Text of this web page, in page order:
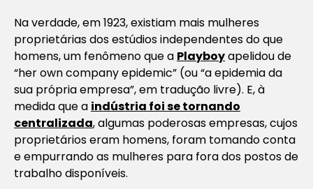
Na verdade, em 1923, existiam mais mulheres
proprietárias dos estúdios independentes do que
homens, um fenômeno que a Playboyapelidou de
“her own company epidemic” (ou “a epidemia da
sua própria empresa”, em tradução livre). E, à
medida que a indústria foi se tornando
centralizada, algumas poderosas empresas, cujos
proprietários eram homens, foram tomando conta
e empurrando as mulheres para fora dos postos de
trabalho disponíveis.